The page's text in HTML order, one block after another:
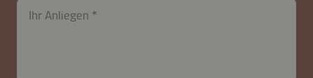
Ihr Anliegen